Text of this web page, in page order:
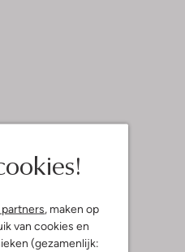
, maken op
van cookies en
(gezamenlijk: